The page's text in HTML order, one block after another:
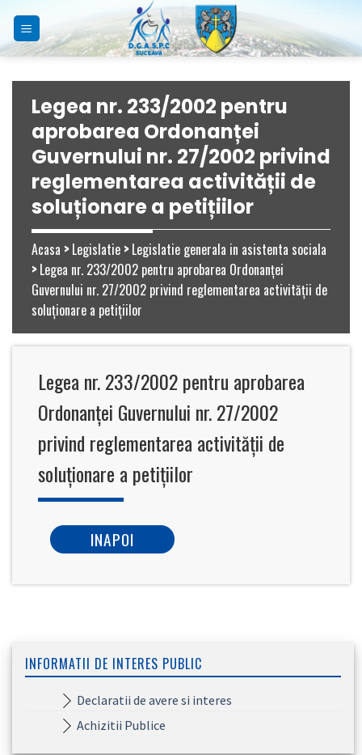
content
Legea nr. 233/2002 pentru
aprobarea Ordonanței
Guvernului nr. 27/2002 privind
reglementarea activității de
soluționare a petițiilor
Acasa >Legislatie >Legislatie generala in asistenta sociala
>Legea nr. 233/2002 pentru aprobarea Ordonanței
Guvernului nr. 27/2002 privind reglementarea activității de
soluționare a petițiilor
Legea nr. 233/2002 pentru aprobarea
Ordonanței Guvernului nr. 27/2002
privind reglementarea activității de
soluționare a petițiilor
INAPOI
INFORMATII DE INTERES PUBLIC
Declaratii de avere si interes
Achizitii Publice